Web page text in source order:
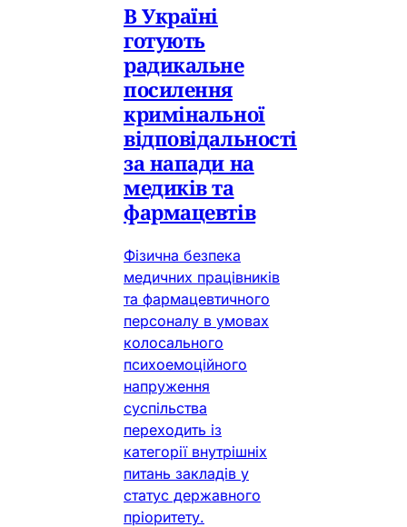
В Україні
готують
радикальне
посилення
кримінальної
відповідальності
за напади на
медиків та
фармацевтів
Фізична безпека
медичних працівників
та фармацевтичного
персоналу в умовах
колосального
психоемоційного
напруження
суспільства
переходить із
категорії внутрішніх
питань закладів у
статус державного
пріоритету.